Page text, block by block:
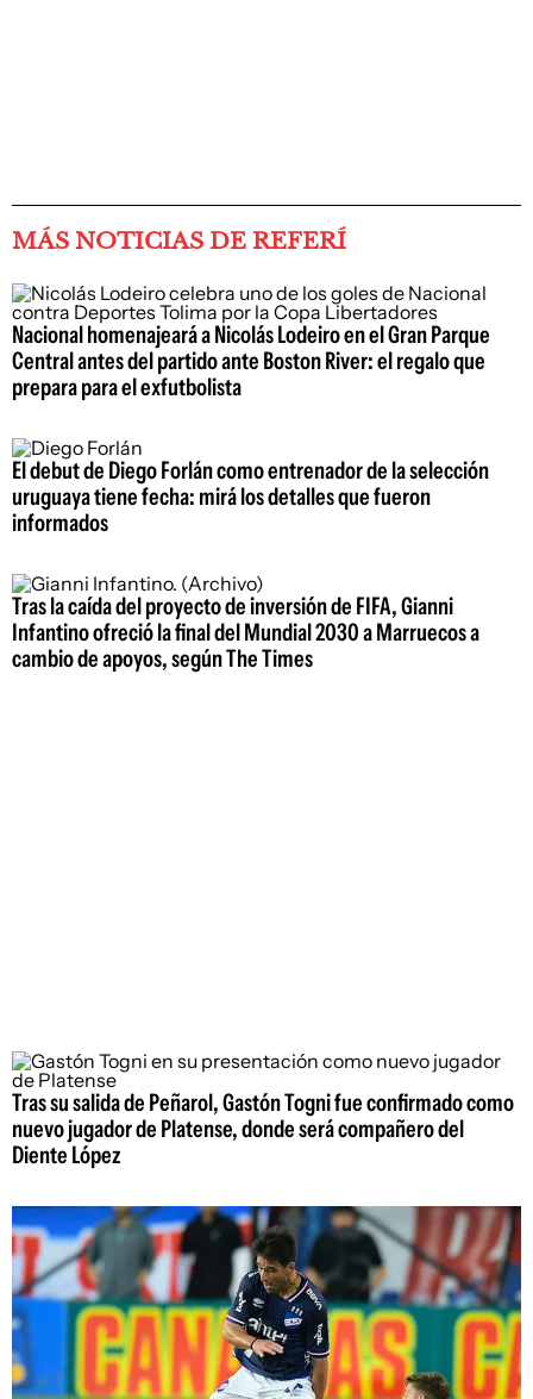
MÁS NOTICIAS DE REFERÍ
Nacional homenajeará a Nicolás Lodeiro en el Gran Parque
Central antes del partido ante Boston River: el regalo que
prepara para el exfutbolista
El debut de Diego Forlán como entrenador de la selección
uruguaya tiene fecha: mirá los detalles que fueron
informados
Tras la caída del proyecto de inversión de FIFA, Gianni
Infantino ofreció la final del Mundial 2030 a Marruecos a
cambio de apoyos, según The Times
Tras su salida de Peñarol, Gastón Togni fue confirmado como
nuevo jugador de Platense, donde será compañero del
Diente López